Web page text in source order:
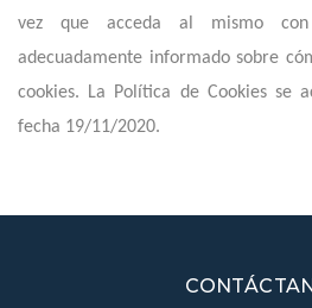
vez que acceda al mismo
adecuadamente informado sobre
cookies. La Política de Cookies se
fecha 19/11/2020.